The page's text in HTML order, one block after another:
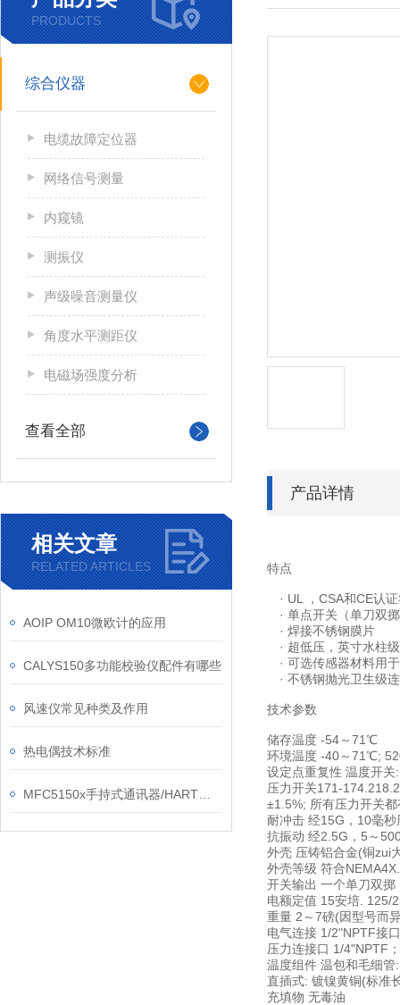
产品详情
特点
· UL ，CSA和CE认
· 单点开关（单刀双
· 焊接不锈钢膜片
· 超低压，英寸水柱级
· 可选传感器材料用
· 不锈钢抛光卫生级
技术参数
储存温度 -54～71℃
环境温度 -40～71℃;
设定点重复性 温度开关
压力开关171-
±1.5%; 所有压力开关
耐冲击 经15G，10毫
抗振动 经2.5G，5～
外壳 压铸铝合金(铜zui
外壳等级 符合
开关输出 一个单刀双
电额定值 15安培. 125/
重量 2～7磅(因型号而
电气连接 1/2"NPTF接
压力连接口 1/4"NPTF
温度组件 温包和毛细
直插式: 镀镍黄铜(标准
充填物 无毒油
PRODUCTS
综合仪器
电缆故障定位器
网络信号测量
内窥镜
测振仪
声级噪音测量仪
角度水平测距仪
电磁场强度分析
查看全部
相关文章
RELATED ARTICLES
AOIP OM10微欧计的应用
CALYS150多功能校验仪配件有哪些
风速仪常见种类及作用
热电偶技术标准